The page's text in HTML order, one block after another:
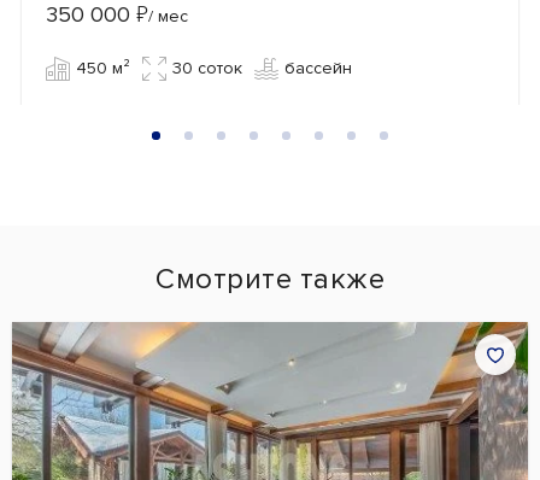
350 000 ₽/ мес
450 м² 30 cоток бассейн
Смотрите также